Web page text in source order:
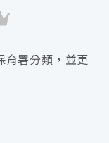
育署分類，並更